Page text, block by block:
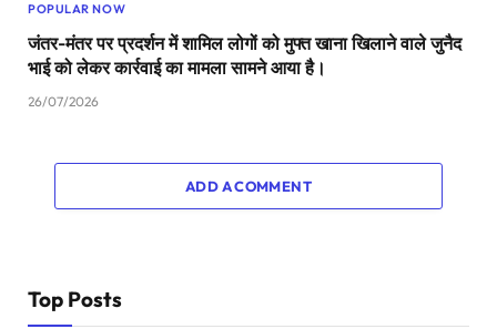
POPULAR NOW
जंतर-मंतर पर प्रदर्शन में शामिल लोगों को मुफ्त खाना खिलाने वाले जुनैद
भाई को लेकर कार्रवाई का मामला सामने आया है।
26/07/2026
ADD A COMMENT
Top Posts